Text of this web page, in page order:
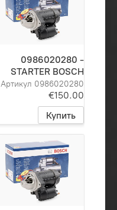
0986020280 -
STARTER BOSCH
Артикул 0986020280
€150.00
Купить